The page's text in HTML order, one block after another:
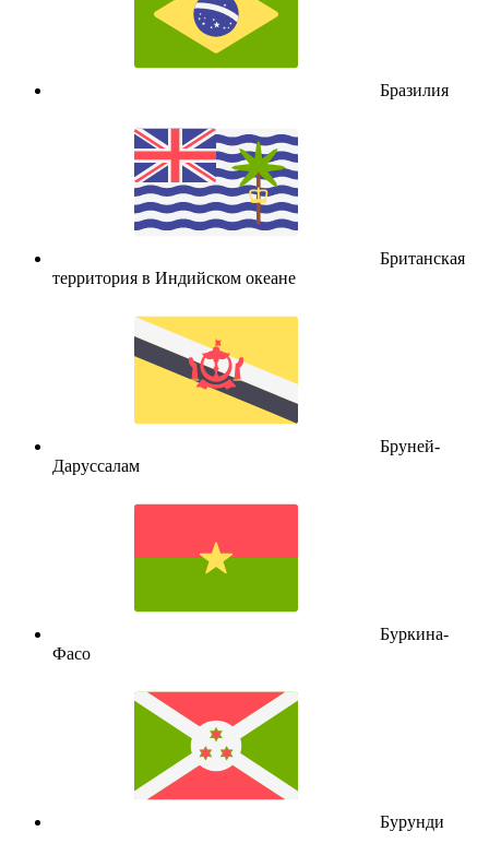
Бразилия
Британская
территория в Индийском океане
Бруней-
Даруссалам
Буркина-
Фасо
Бурунди